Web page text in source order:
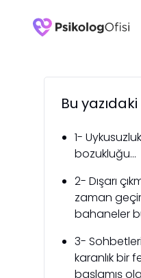
Bu
1-
bozukluğu...
2- Dışarı
zaman
bahaneler
3-
karanlık bir
başlamış